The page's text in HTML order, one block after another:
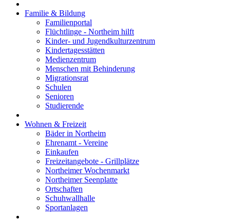
Familie & Bildung
Familienportal
Flüchtlinge - Northeim hilft
Kinder- und Jugendkulturzentrum
Kindertagesstätten
Medienzentrum
Menschen mit Behinderung
Migrationsrat
Schulen
Senioren
Studierende
Wohnen & Freizeit
Bäder in Northeim
Ehrenamt - Vereine
Einkaufen
Freizeitangebote - Grillplätze
Northeimer Wochenmarkt
Northeimer Seenplatte
Ortschaften
Schuhwallhalle
Sportanlagen